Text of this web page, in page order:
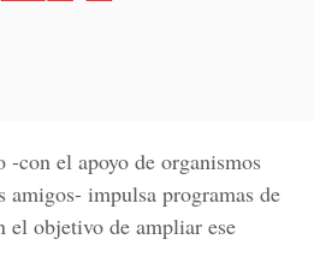
con el apoyo de organismos
amigos- impulsa programas de
objetivo de ampliar ese